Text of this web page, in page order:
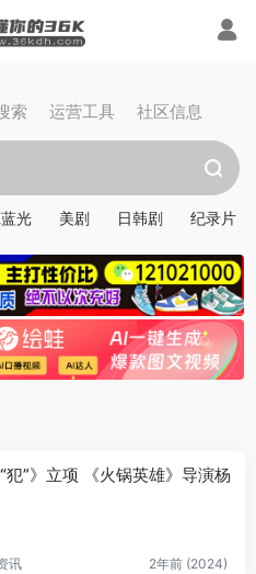
索 运营工具 社区信息
光 美剧 日韩剧 纪录片
“犯”》立项 《火锅英雄》导演杨
讯 2年前 (2024)